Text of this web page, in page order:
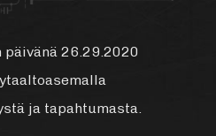
26.29.2020
ja tapahtumasta.